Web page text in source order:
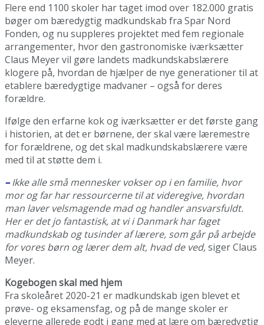
Flere end 1100 skoler har taget imod over 182.000 gratis
bøger om bæredygtig madkundskab fra Spar Nord
Fonden, og nu suppleres projektet med fem regionale
arrangementer, hvor den gastronomiske iværksætter
Claus Meyer vil gøre landets madkundskabslærere
klogere på, hvordan de hjælper de nye generationer til at
etablere bæredygtige madvaner – også for deres
forældre.
Ifølge den erfarne kok og iværksætter er det første gang
i historien, at det er børnene, der skal være læremestre
for forældrene, og det skal madkundskabslærere være
med til at støtte dem i.
–Ikke alle små mennesker vokser op i en familie, hvor
mor og far har ressourcerne til at videregive, hvordan
man laver velsmagende mad og handler ansvarsfuldt.
Her er det jo fantastisk, at vi i Danmark har faget
madkundskab og tusinder af lærere, som går på arbejde
for vores børn og lærer dem alt, hvad de ved,siger Claus
Meyer.
Kogebogen skal med hjem
Fra skoleåret 2020-21 er madkundskab igen blevet et
prøve- og eksamensfag, og på de mange skoler er
eleverne allerede godt i gang med at lære om bæredygtig